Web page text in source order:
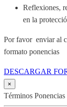
Reflexiones,
en la
Por favor enviar al
formato ponencias
DESCARGAR
×
Términos Ponencias